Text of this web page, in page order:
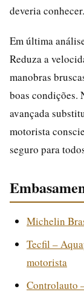
deveria conhecer.
Em última
Reduza a
manobras
boas condições.
avançada
motorista
seguro para
Michelin
Tecfil –
motorista
Controlauto